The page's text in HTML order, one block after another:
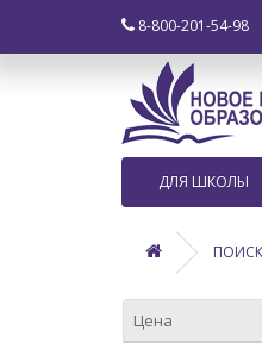
8-800-201-54-98
ДЛЯ ШКОЛЫ
ПОИСК
Цена